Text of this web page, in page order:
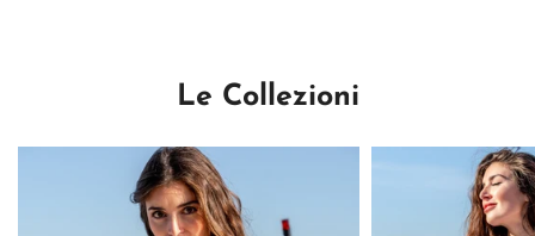
Le Collezioni